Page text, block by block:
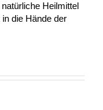
Heilmittel
die Hände der